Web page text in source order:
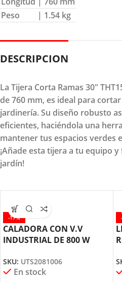
Peso
| 1.54 kg
DESCRIPCION
La Tijera Corta Ramas 30"
de 760 mm, es ideal para
jardinería. Su diseño robusto
eficientes, haciéndola una
mantener tus espacios verdes
¡Añade esta tijera a tu equipo
jardín!
-17%
CALADORA CON V.V
INDUSTRIAL DE 800 W
SKU: UTS2081006
En stock